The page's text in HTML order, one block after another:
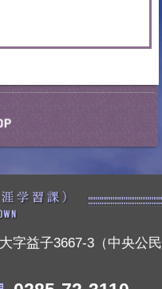
字益子3667-3（中央公民